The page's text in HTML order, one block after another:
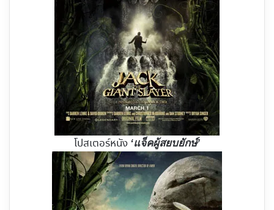
โปสเตอร์หนัง ‘แจ็คผู้สยบยักษ์’